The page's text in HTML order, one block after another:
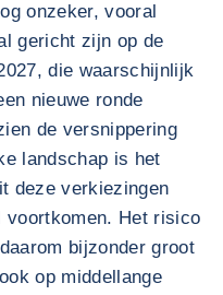
onzeker, vooral
gericht zijn op de
die waarschijnlijk
nieuwe ronde
de versnippering
landschap is het
deze verkiezingen
voortkomen. Het risico
bijzonder groot
op middellange